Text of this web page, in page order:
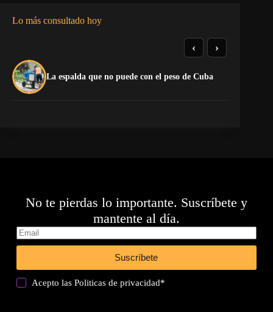
Lo más consultado hoy
La espalda que no puede con el peso de Cuba
‹ ›
No te pierdas lo importante. Suscríbete y
mantente al día.
Suscríbete
Acepto lasPoliticas de privacidad*